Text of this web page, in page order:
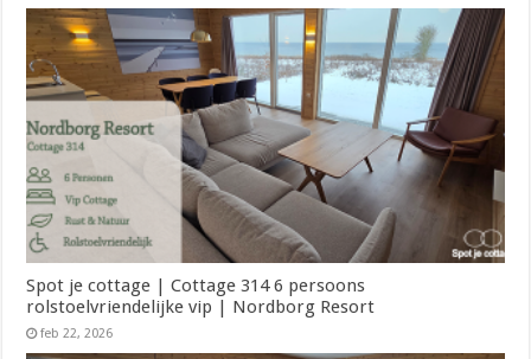
Spot je cottage | Cottage 314 6 persoons
rolstoelvriendelijke vip | Nordborg Resort
feb 22, 2026